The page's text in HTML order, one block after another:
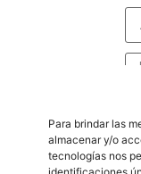
Para brindar las
almacenar y/o
tecnologías nos